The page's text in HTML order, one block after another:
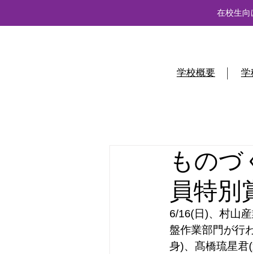
在校生向
学校概要 学
ものづ
員特別
6/16(日)、村山
盤作業部門が行
身)、髙橋琉星君